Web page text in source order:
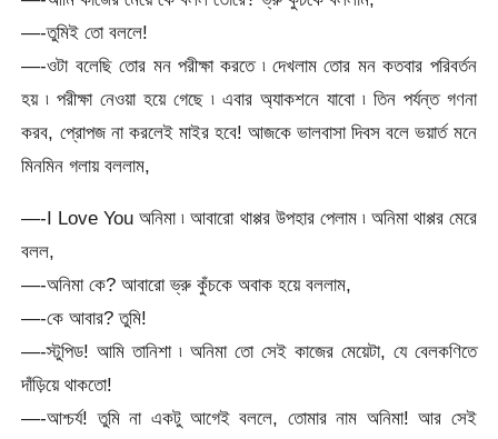
—-তুমিই তো বললে!
—-ওটা বলেছি তোর মন পরীক্ষা করতে ৷ দেখলাম তোর মন কতবার পরিবর্তন
হয় ৷ পরীক্ষা নেওয়া হয়ে গেছে ৷ এবার অ্যাকশনে যাবো ৷ তিন পর্যন্ত গণনা
করব, প্রোপজ না করলেই মাইর হবে! আজকে ভালবাসা দিবস বলে ভয়ার্ত মনে
মিনমিন গলায় বললাম,
—-I Love You অনিমা ৷ আবারো থাপ্পর উপহার পেলাম ৷ অনিমা থাপ্পর মেরে
বলল,
—-অনিমা কে? আবারো ভ্রু কুঁচকে অবাক হয়ে বললাম,
—-কে আবার? তুমি!
—-স্টুপিড! আমি তানিশা ৷ অনিমা তো সেই কাজের মেয়েটা, যে বেলকণিতে
দাঁড়িয়ে থাকতো!
—-আশ্চর্য! তুমি না একটু আগেই বললে, তোমার নাম অনিমা! আর সেই